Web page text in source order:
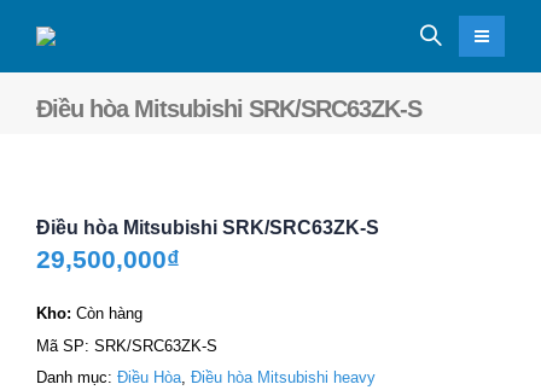
Điều hòa Mitsubishi SRK/SRC63ZK-S
Điều hòa Mitsubishi SRK/SRC63ZK-S
29,500,000₫
Kho: Còn hàng
Mã SP: SRK/SRC63ZK-S
Danh mục: Điều Hòa, Điều hòa Mitsubishi heavy